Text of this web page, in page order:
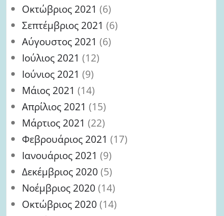
Οκτώβριος 2021 (6)
Σεπτέμβριος 2021 (6)
Αύγουστος 2021 (6)
Ιούλιος 2021 (12)
Ιούνιος 2021 (9)
Μάιος 2021 (14)
Απρίλιος 2021 (15)
Μάρτιος 2021 (22)
Φεβρουάριος 2021 (17)
Ιανουάριος 2021 (9)
Δεκέμβριος 2020 (5)
Νοέμβριος 2020 (14)
Οκτώβριος 2020 (14)